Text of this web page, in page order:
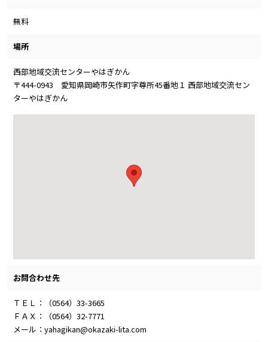
無料
場所
西部地域交流センターやはぎかん
〒444-0943 愛知県岡崎市矢作町字尊所45番地１ 西部地域交流セン
ターやはぎかん
お問合わせ先
ＴＥＬ：（0564）33-3665
ＦＡＸ：（0564）32-7771
メール：yahagikan@okazaki-lita.com